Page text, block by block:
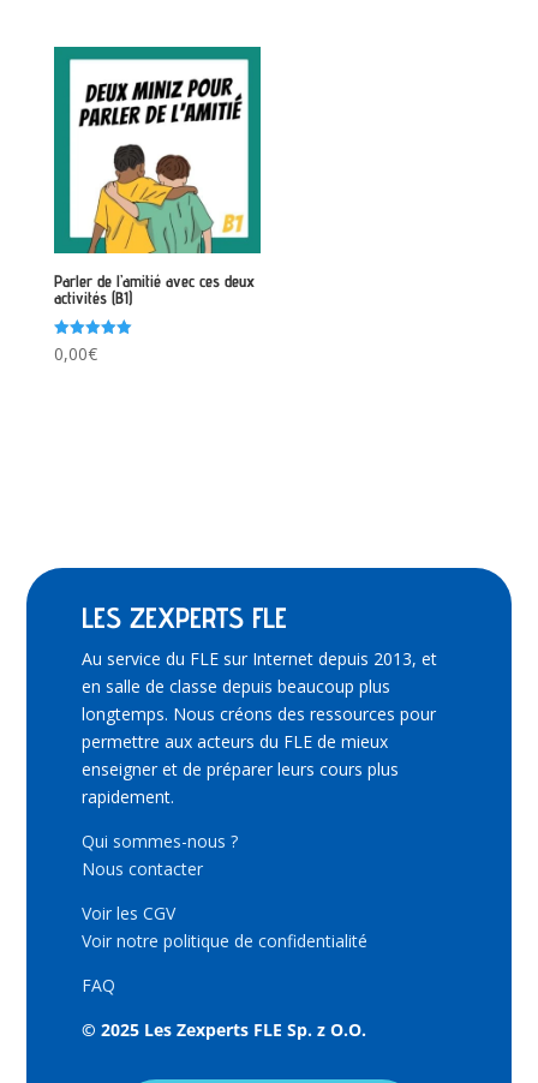
Parler de l’amitié avec ces deux
activités (B1)
Note
5.00
0,00€
LES ZEXPERTS FLE
Au service du FLE sur Internet depuis 2013, et
en salle de classe depuis beaucoup plus
longtemps. Nous créons des ressources pour
permettre aux acteurs du FLE de mieux
enseigner et de préparer leurs cours plus
rapidement.
Qui sommes-nous ?
Nous contacter
Voir les CGV
Voir notre politique de confidentialité
FAQ
© 2025 Les Zexperts FLE Sp. z O.O.